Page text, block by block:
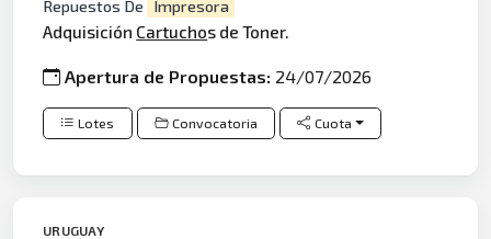
Repuestos De
Impresora
Adquisición Cartuchos de Toner.
Apertura de Propuestas: 24/07/2026
Lotes Convocatoria Cuota
URUGUAY